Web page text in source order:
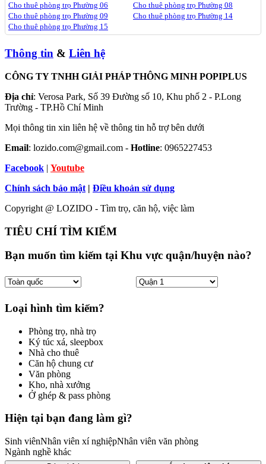
Cho thuê phòng trọ Phường 06
Cho thuê phòng trọ Phường 08
Cho thuê phòng trọ Phường 09
Cho thuê phòng trọ Phường 14
Cho thuê phòng trọ Phường 15
Thông tin & Liên hệ
CÔNG TY TNHH GIẢI PHÁP THÔNG MINH POPIPLUS
Địa chỉ: Verosa Park, Số 39 Đường số 10, Khu phố 2 - P.Long
Trường - TP.Hồ Chí Minh
Mọi thông tin xin liên hệ về thông tin hỗ trợ bên dưới
Email: lozido.com@gmail.com - Hotline: 0965227453
Facebook | Youtube
Chính sách bảo mật | Điều khoản sử dụng
Copyright @ LOZIDO - Tìm trọ, căn hộ, việc làm
TIÊU CHÍ TÌM KIẾM
Bạn muốn tìm kiếm tại Khu vực quận/huyện nào?
Loại hình tìm kiếm?
Phòng trọ, nhà trọ
Ký túc xá, sleepbox
Nhà cho thuê
Căn hộ chung cư
Văn phòng
Kho, nhà xưởng
Ở ghép & pass phòng
Hiện tại bạn đang làm gì?
Sinh viênNhân viên xí nghiệpNhân viên văn phòng
Ngành nghề khác